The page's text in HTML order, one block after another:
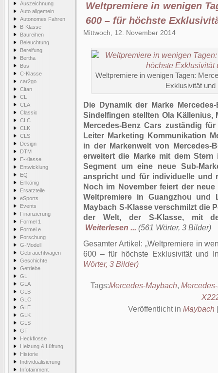
Auszeichnung
Auto allgemein
Autonomes Fahren
B-Klasse
Baureihen
Beleuchtung
Bereifung
Bertha
Bus
C-Klasse
car2go
Citan
CL
CLA
Classic
CLC
CLK
CLS
Design
DTM
E-Klasse
Entwicklung
EQ
Erlkönig
Ersatzteile
eSports
Events
Finanzierung
Formel 1
Formel e
Forschung
G-Modell
Gebrauchtwagen
Geschichte
Getriebe
GL
GLA
GLB
GLC
GLE
GLK
GLS
GT
Heckflosse
Heizung & Lüftung
Historie
Individualisierung
Infotainment
Weltpremiere in wenigen
600 – für höchste
Mittwoch, 12. November 2014
Weltpremiere in wenigen Tagen:
Exklusivität und
Die Dynamik der Marke
Sindelfingen stellten Ola
Mercedes-Benz Cars zuständig
Leiter Marketing Kommunikation
in der Markenwelt von Mercedes-
erweitert die Marke mit dem
Segment um eine neue Sub-
anspricht und für individuelle und
Noch im November feiert der
Weltpremiere in Guangzhou und
Maybach S-Klasse verschmilzt die
der Welt, der S-Klasse, mit
Weiterlesen ... (561 Wörter, 3 Bilder)
Gesamter Artikel:
Weltpremiere in
600 – für höchste Exklusivität und
Wörter, 3 Bilder)
Tags:Mercedes-Maybach,
Veröffentlicht in Maybach